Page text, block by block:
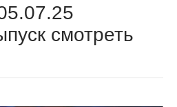
смотреть